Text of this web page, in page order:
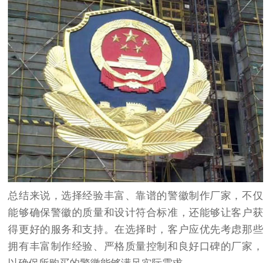
总结来说，选择经验丰富、靠谱的警徽制作厂家，不仅
能够确保警徽的质量和设计符合标准，还能够让客户获
得更好的服务和支持。在选择时，客户应优先考虑那些
拥有丰富制作经验、严格质量控制和良好口碑的厂家，